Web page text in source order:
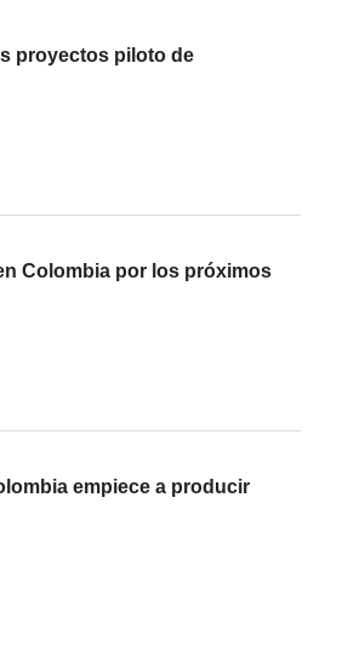
proyectos piloto de
Colombia por los próximos
empiece a producir